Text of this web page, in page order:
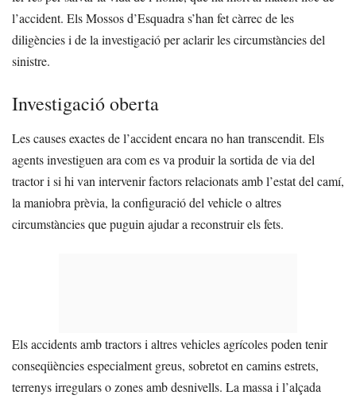
l’accident. Els Mossos d’Esquadra s’han fet càrrec de les
diligències i de la investigació per aclarir les circumstàncies del
sinistre.
Investigació oberta
Les causes exactes de l’accident encara no han transcendit. Els
agents investiguen ara com es va produir la sortida de via del
tractor i si hi van intervenir factors relacionats amb l’estat del camí,
la maniobra prèvia, la configuració del vehicle o altres
circumstàncies que puguin ajudar a reconstruir els fets.
Els accidents amb tractors i altres vehicles agrícoles poden tenir
conseqüències especialment greus, sobretot en camins estrets,
terrenys irregulars o zones amb desnivells. La massa i l’alçada